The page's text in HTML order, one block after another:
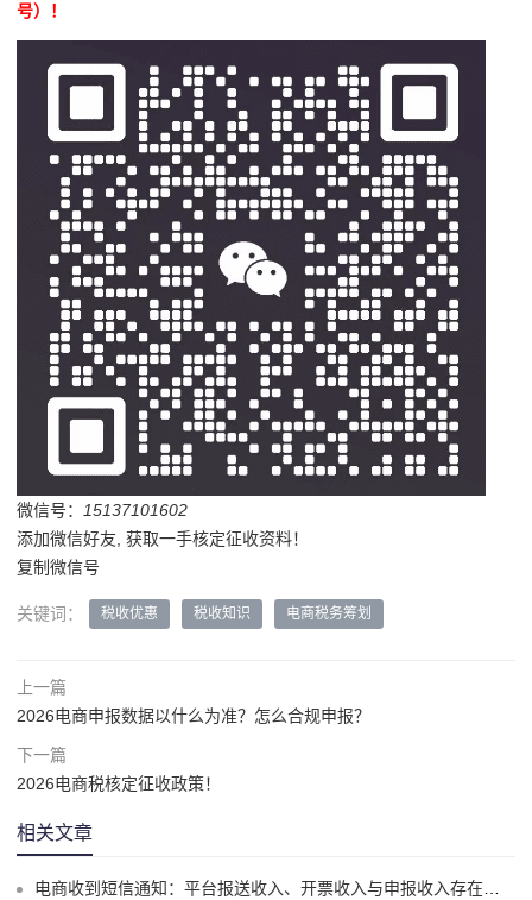
号）！
微信号：
15137101602
添加微信好友, 获取一手核定征收资料！
复制微信号
关键词： 税收优惠 税收知识 电商税务筹划
上一篇
2026电商申报数据以什么为准？怎么合规申报？
下一篇
2026电商税核定征收政策！
相关文章
电商收到短信通知：平台报送收入、开票收入与申报收入存在差异怎么办？